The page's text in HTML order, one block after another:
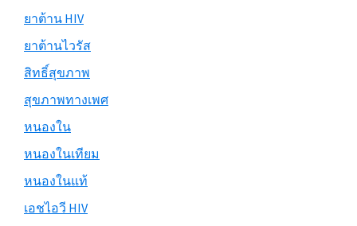
ยาต้าน HIV
ยาต้านไวรัส
สิทธิ์สุขภาพ
สุขภาพทางเพศ
หนองใน
หนองในเทียม
หนองในแท้
เอชไอวี HIV